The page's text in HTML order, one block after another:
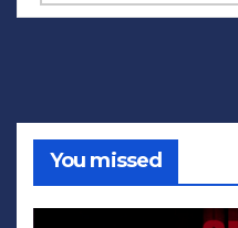
You missed